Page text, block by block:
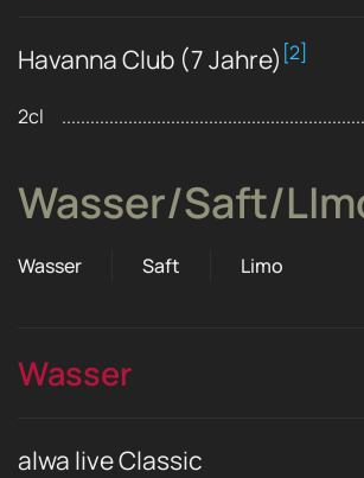
Havanna Club (7 Jahre) [2]
2cl
Wasser/Saft/
Wasser Saft Limo
Wasser
alwa live Classic